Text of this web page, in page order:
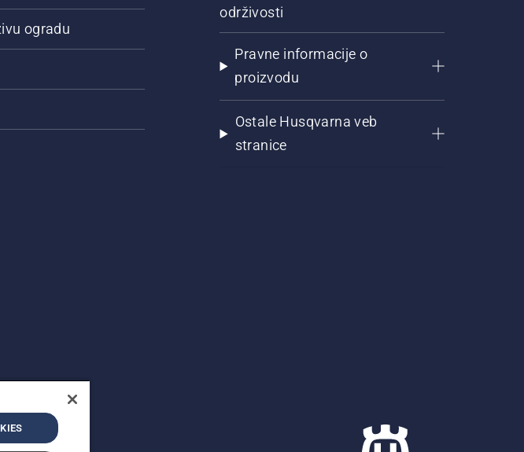
ogradu
održivosti
Pravne informacije o
proizvodu
Ostale Husqvarna veb
stranice